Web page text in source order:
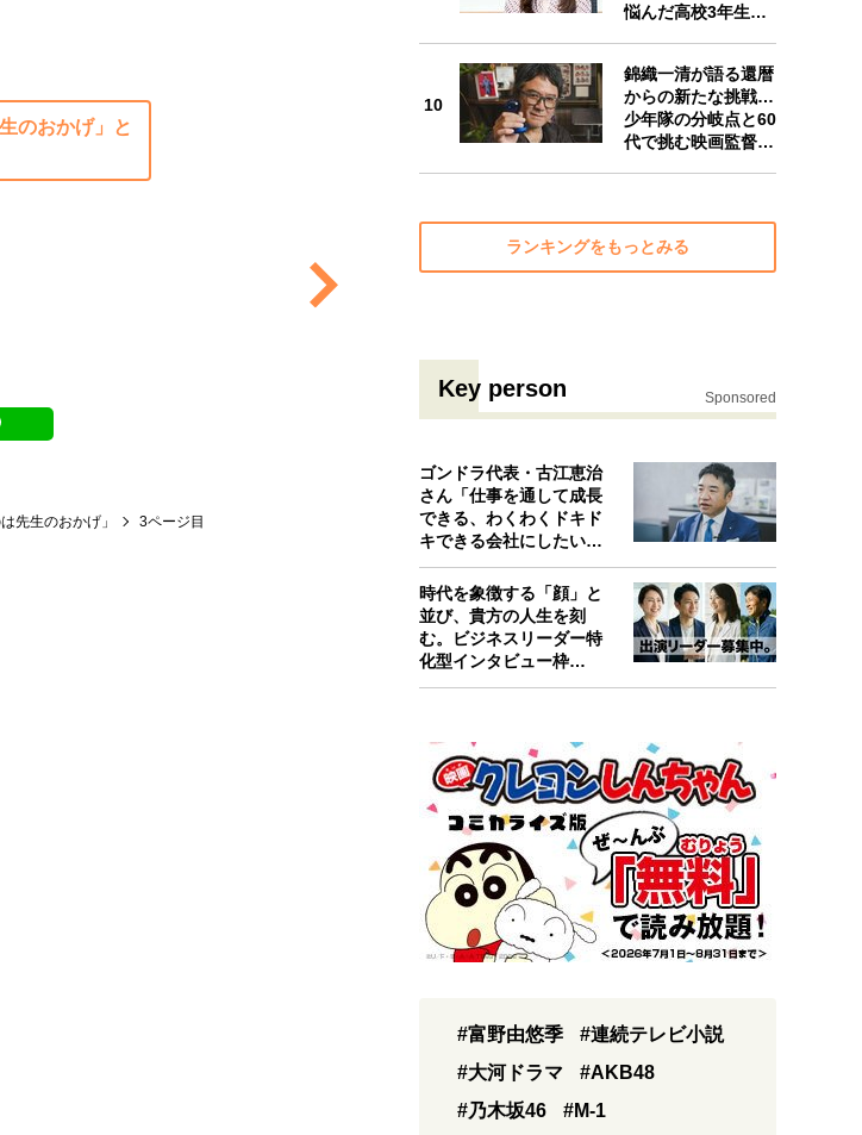
のおかげ」と
先生のおかげ」
3ページ目
悩んだ高校3年生…
10
錦織一清が語る還暦
からの新たな挑戦…
少年隊の分岐点と60
代で挑む映画監督…
ランキングをもっとみる
Key person Sponsored
ゴンドラ代表・古江恵治
さん「仕事を通して成長
できる、わくわくドキド
キできる会社にしたいと
考えたんで…
時代を象徴する「顔」と
並び、貴方の人生を刻
む。ビジネスリーダー特
化型インタビュー枠
『Key person』始…
#富野由悠季
#連続テレビ小説
#大河ドラマ
#AKB48
#乃木坂46
#M-1